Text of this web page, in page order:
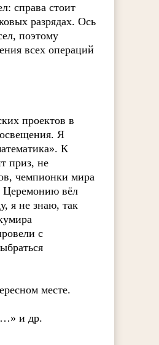
справа стоит
разрядах. Ось
поэтому
всех операций
проектов в
Я
К
приз, не
чемпионки мира
Церемонию вёл
я не знаю, так
с
месте.
и др.